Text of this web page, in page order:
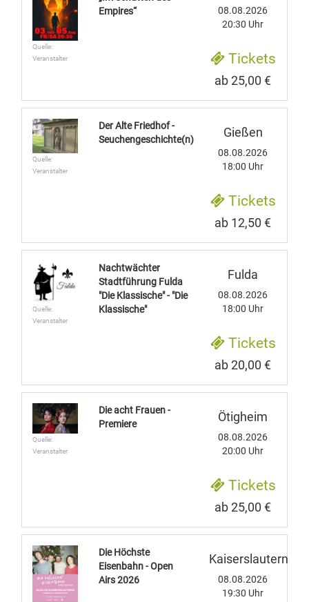
Quelle:
Veranstalter
Empires“
08.08.2026
20:30 Uhr
Tickets
ab 25,00 €
Quelle:
Veranstalter
Der Alte Friedhof -
Seuchengeschichte(n)
Gießen
08.08.2026
18:00 Uhr
Tickets
ab 12,50 €
Quelle:
Veranstalter
Nachtwächter
Stadtführung Fulda
"Die Klassische" - "Die
Klassische"
Fulda
08.08.2026
18:00 Uhr
Tickets
ab 20,00 €
Quelle:
Veranstalter
Die acht Frauen -
Premiere
Ötigheim
08.08.2026
20:00 Uhr
Tickets
ab 25,00 €
Die Höchste
Eisenbahn - Open
Airs 2026
Kaiserslautern
08.08.2026
19:30 Uhr